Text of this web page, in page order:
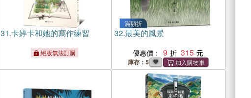
31.卡婷卡和她的寫作練習
絕版無法訂購
滿額折
32.最美的風景
優惠價： 9 315
庫存：5